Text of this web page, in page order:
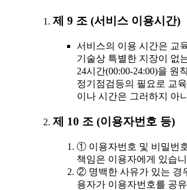
제 9 조 (서비스 이용시간)
서비스의 이용 시간은 교
기술상 특별한 지장이 없
24시간(00:00-24:00)을 원
정기점검등의 필요로 교
이나 시간은 그러하지 아
제 10 조 (이용자번호 등)
① 이용자번호 및 비밀번
책임은 이용자에게 있습
② 명백한 사유가 있는 경
용자가 이용자번호를 공